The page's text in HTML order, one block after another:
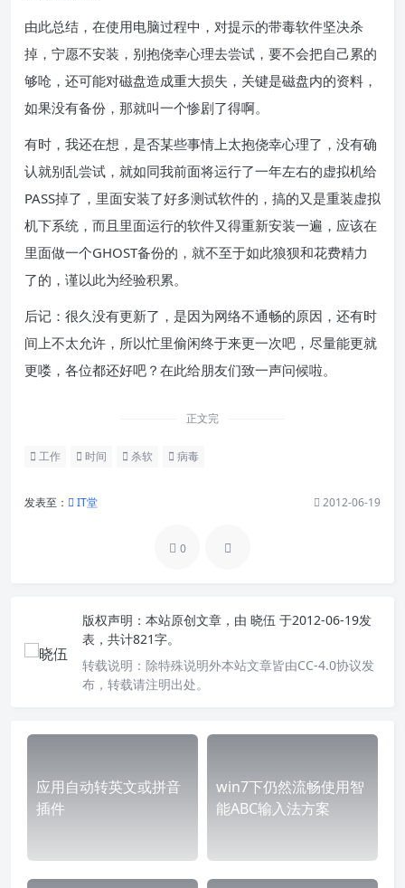
由此总结，在使用电脑过程中，对提示的带毒软件坚决杀
掉，宁愿不安装，别抱侥幸心理去尝试，要不会把自己累的
够呛，还可能对磁盘造成重大损失，关键是磁盘内的资料，
如果没有备份，那就叫一个惨剧了得啊。
有时，我还在想，是否某些事情上太抱侥幸心理了，没有确
认就别乱尝试，就如同我前面将运行了一年左右的虚拟机给
PASS掉了，里面安装了好多测试软件的，搞的又是重装虚拟
机下系统，而且里面运行的软件又得重新安装一遍，应该在
里面做一个GHOST备份的，就不至于如此狼狈和花费精力
了的，谨以此为经验积累。
后记：很久没有更新了，是因为网络不通畅的原因，还有时
间上不太允许，所以忙里偷闲终于来更一次吧，尽量能更就
更喽，各位都还好吧？在此给朋友们致一声问候啦。
正文完
工作 时间 杀软 病毒
发表至： IT堂 2012-06-19
0
版权声明： 本站原创文章，由 晓伍 于2012-06-19发
表，共计821字。
转载说明： 除特殊说明外本站文章皆由CC-4.0协议发
布，转载请注明出处。
应用自动转英文或拼音
插件
win7下仍然流畅使用智
能ABC输入法方案